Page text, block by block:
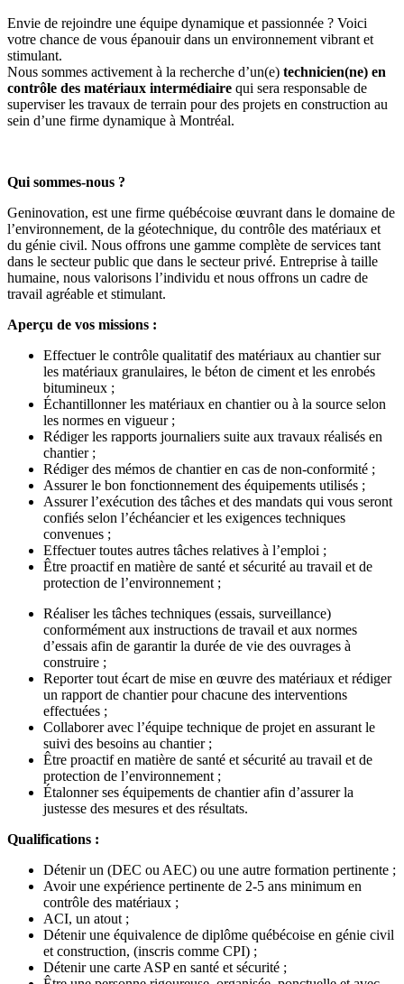
Envie de rejoindre une équipe dynamique et passionnée ? Voici
votre chance de vous épanouir dans un environnement vibrant et
stimulant.
Nous sommes activement à la recherche d’un(e) technicien(ne) en
contrôle des matériaux intermédiaire qui sera responsable de
superviser les travaux de terrain pour des projets en construction au
sein d’une firme dynamique à Montréal.
Qui sommes-nous ?
Geninovation, est une firme québécoise œuvrant dans le domaine de
l’environnement, de la géotechnique, du contrôle des matériaux et
du génie civil. Nous offrons une gamme complète de services tant
dans le secteur public que dans le secteur privé. Entreprise à taille
humaine, nous valorisons l’individu et nous offrons un cadre de
travail agréable et stimulant.
Aperçu de vos missions :
Effectuer le contrôle qualitatif des matériaux au chantier sur
les matériaux granulaires, le béton de ciment et les enrobés
bitumineux ;
Échantillonner les matériaux en chantier ou à la source selon
les normes en vigueur ;
Rédiger les rapports journaliers suite aux travaux réalisés en
chantier ;
Rédiger des mémos de chantier en cas de non-conformité ;
Assurer le bon fonctionnement des équipements utilisés ;
Assurer l’exécution des tâches et des mandats qui vous seront
confiés selon l’échéancier et les exigences techniques
convenues ;
Effectuer toutes autres tâches relatives à l’emploi ;
Être proactif en matière de santé et sécurité au travail et de
protection de l’environnement ;
Réaliser les tâches techniques (essais, surveillance)
conformément aux instructions de travail et aux normes
d’essais afin de garantir la durée de vie des ouvrages à
construire ;
Reporter tout écart de mise en œuvre des matériaux et rédiger
un rapport de chantier pour chacune des interventions
effectuées ;
Collaborer avec l’équipe technique de projet en assurant le
suivi des besoins au chantier ;
Être proactif en matière de santé et sécurité au travail et de
protection de l’environnement ;
Étalonner ses équipements de chantier afin d’assurer la
justesse des mesures et des résultats.
Qualifications :
Détenir un (DEC ou AEC) ou une autre formation pertinente ;
Avoir une expérience pertinente de 2-5 ans minimum en
contrôle des matériaux ;
ACI, un atout ;
Détenir une équivalence de diplôme québécoise en génie civil
et construction, (inscris comme CPI) ;
Détenir une carte ASP en santé et sécurité ;